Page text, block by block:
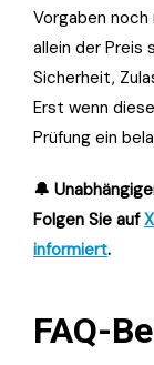
Vorgaben
allein der Preis
Sicherheit,
Erst wenn
Prüfung ein
🔔
Folgen Sie aufX
informiert.
FAQ-